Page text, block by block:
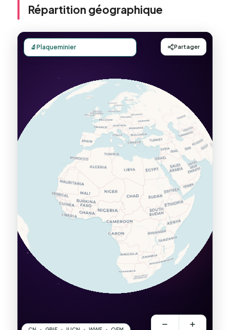
Répartition géographique